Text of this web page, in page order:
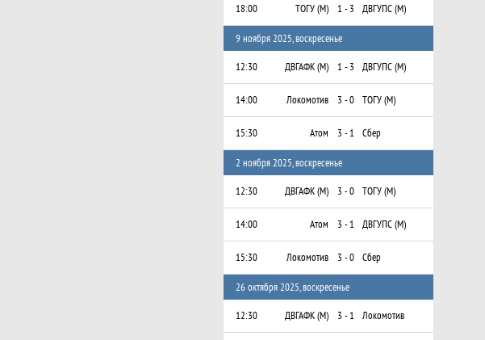
18:00 ТОГУ (М) 1 - 3 ДВГУПС (М)
9 ноября 2025, воскресенье
12:30 ДВГАФК (М) 1 - 3 ДВГУПС (М)
14:00 Локомотив 3 - 0 ТОГУ (М)
15:30 Атом 3 - 1 Сбер
2 ноября 2025, воскресенье
12:30 ДВГАФК (М) 3 - 0 ТОГУ (М)
14:00 Атом 3 - 1 ДВГУПС (М)
15:30 Локомотив 3 - 0 Сбер
26 октября 2025, воскресенье
12:30 ДВГАФК (М) 3 - 1 Локомотив